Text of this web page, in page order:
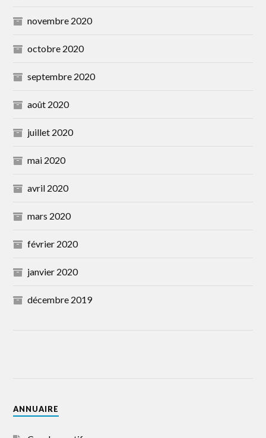
novembre 2020
octobre 2020
septembre 2020
août 2020
juillet 2020
mai 2020
avril 2020
mars 2020
février 2020
janvier 2020
décembre 2019
ANNUAIRE